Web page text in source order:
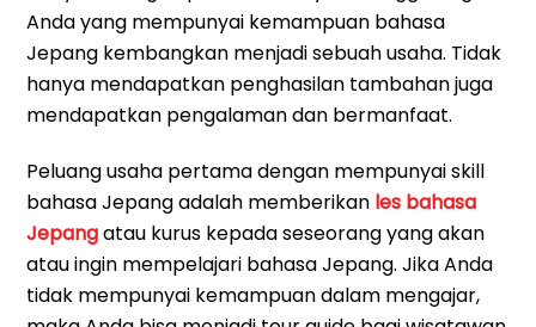
Anda yang mempunyai kemampuan bahasa
Jepang kembangkan menjadi sebuah usaha. Tidak
hanya mendapatkan penghasilan tambahan juga
mendapatkan pengalaman dan bermanfaat.
Peluang usaha pertama dengan mempunyai skill
bahasa Jepang adalah memberikan les bahasa
Jepangatau kurus kepada seseorang yang akan
atau ingin mempelajari bahasa Jepang. Jika Anda
tidak mempunyai kemampuan dalam mengajar,